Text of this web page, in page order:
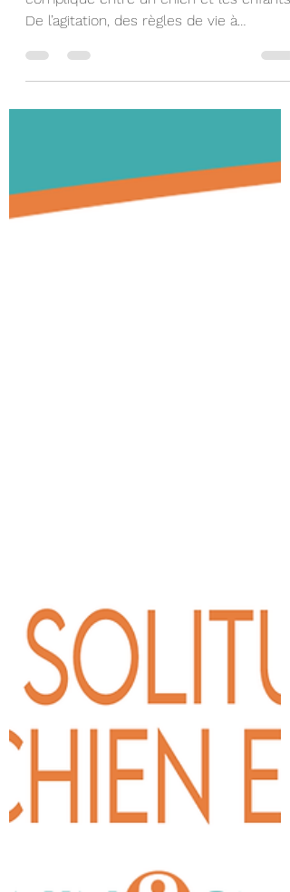
La cohabitation peut parfois être
De l’agitation, des règles de vie à
respecter, de la...